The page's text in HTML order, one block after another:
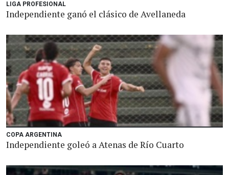
LIGA PROFESIONAL
Independiente ganó el clásico de Avellaneda
COPA ARGENTINA
Independiente goleó a Atenas de Río Cuarto